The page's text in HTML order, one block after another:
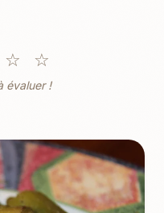
☆ ☆
évaluer !